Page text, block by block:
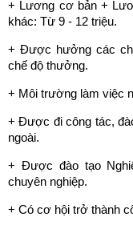
+ Lương cơ bản +
khác: Từ 9 - 12 triệu.
+ Được hưởng các
chế độ thưởng.
+ Môi trường làm việc
+ Được đi công tác,
ngoài.
+ Được đào tạo
chuyên nghiệp.
+ Có cơ hội trở thành